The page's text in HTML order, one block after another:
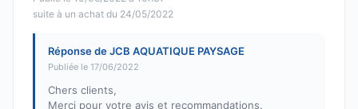
suite à un achat du 24/05/2022
Réponse de JCB AQUATIQUE PAYSAGE
Publiée le 17/06/2022
Chers clients,
Merci pour votre avis et recommandations.